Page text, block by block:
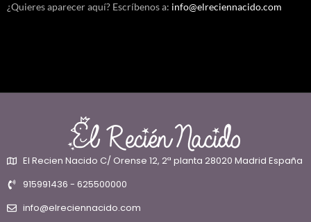
¿Quieres aparecer aquí? Escríbenos a: info@elreciennacido.com
El Recien Nacido C/ Orense 12, 2ª planta 28020 Madrid España
915991436 - 625500000
info@elreciennacido.com